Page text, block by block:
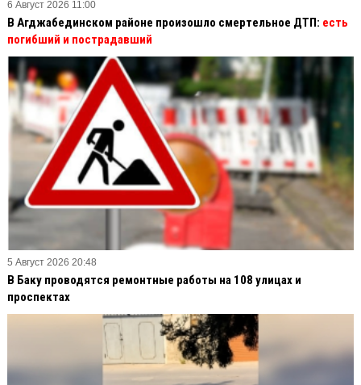
6 Август 2026 11:00
В Агджабединском районе произошло смертельное ДТП: есть
погибший и пострадавший
5 Август 2026 20:48
В Баку проводятся ремонтные работы на 108 улицах и
проспектах